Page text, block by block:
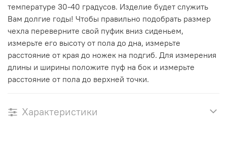
температуре 30-40 градусов. Изделие будет служить
Вам долгие годы! Чтобы правильно подобрать размер
чехла переверните свой пуфик вниз сиденьем,
измерьте его высоту от пола до дна, измерьте
расстояние от края до ножек на подгиб. Для измерения
длины и ширины положите пуф на бок и измерьте
расстояние от пола до верхней точки.
Характеристики